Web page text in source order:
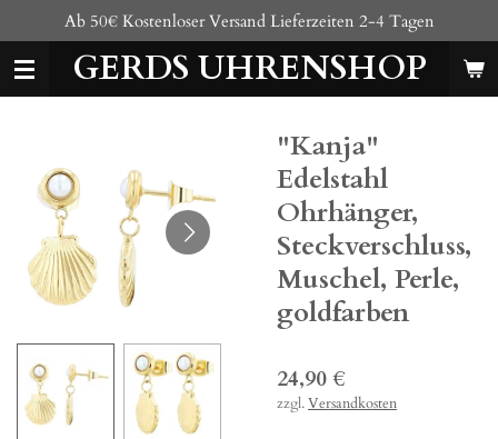
Hauptinhalt
springenGERDS UHRENSHOP
Ab 50€ Kostenloser Versand Lieferzeiten 2-4 Tagen
"Kanja"
Edelstahl
Ohrhänger,
Steckverschluss,
Muschel, Perle,
goldfarben
24,90 €
zzgl.Versandkosten